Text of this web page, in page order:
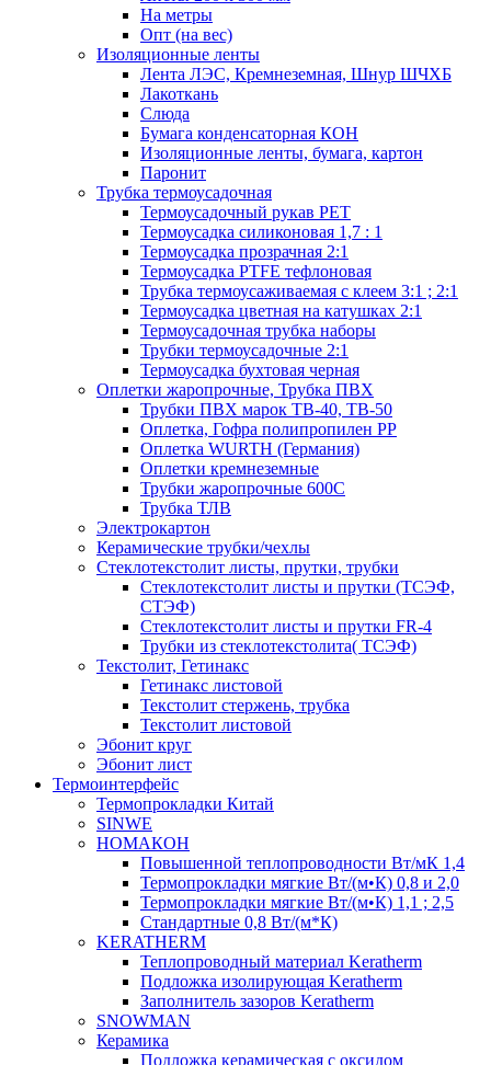
На метры
Опт (на вес)
Изоляционные ленты
Лента ЛЭС, Кремнеземная, Шнур ШЧХБ
Лакоткань
Слюда
Бумага конденсаторная КОН
Изоляционные ленты, бумага, картон
Паронит
Трубка термоусадочная
Термоусадочный рукав PET
Термоусадка силиконовая 1,7 : 1
Термоусадка прозрачная 2:1
Термоусадка PTFE тефлоновая
Трубка термоусаживаемая с клеем 3:1 ; 2:1
Термоусадка цветная на катушках 2:1
Термоусадочная трубка наборы
Трубки термоусадочные 2:1
Термоусадка бухтовая черная
Оплетки жаропрочные, Трубка ПВХ
Трубки ПВХ марок ТВ-40, ТВ-50
Оплетка, Гофра полипропилен PP
Оплетка WURTH (Германия)
Оплетки кремнеземные
Трубки жаропрочные 600С
Трубка ТЛВ
Электрокартон
Керамические трубки/чехлы
Cтеклотекстолит листы, прутки, трубки
Стеклотекстолит листы и прутки (ТСЭФ,
СТЭФ)
Стеклотекстолит листы и прутки FR-4
Трубки из стеклотекстолита( ТСЭФ)
Текстолит, Гетинакс
Гетинакс листовой
Текстолит стержень, трубка
Текстолит листовой
Эбонит круг
Эбонит лист
Термоинтерфейс
Термопрокладки Китай
SINWE
НОМАКОН
Повышенной теплопроводности Вт/мК 1,4
Термопрокладки мягкие Вт/(м•К) 0,8 и 2,0
Термопрокладки мягкие Вт/(м•К) 1,1 ; 2,5
Стандартные 0,8 Вт/(м*К)
KERATHERM
Теплопроводный материал Keratherm
Подложка изолирующая Keratherm
Заполнитель зазоров Keratherm
SNOWMAN
Керамика
Подложка керамическая с оксидом